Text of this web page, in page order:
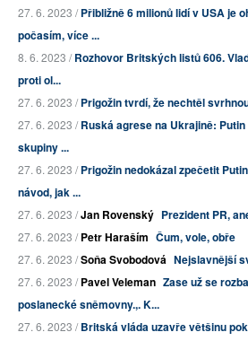
27. 6. 2023 /Přibližně 6 milionů lidí v USA je
počasím, více ...
8. 6. 2023 /Rozhovor Britských listů 606.
proti ol...
27. 6. 2023 /Prigožin tvrdí, že nechtěl
27. 6. 2023 /Ruská agrese na Ukrajině:
skupiny ...
27. 6. 2023 /Prigožin nedokázal zpečetit
návod, jak ...
27. 6. 2023 /Jan Rovenský Prezident PR,
27. 6. 2023 /Petr Haraším Čum, vole, obře
27. 6. 2023 /Soňa Svobodová Nejslavnější
27. 6. 2023 /Pavel Veleman Zase už se
poslanecké sněmovny.,. K...
27. 6. 2023 /Britská vláda uzavře většinu